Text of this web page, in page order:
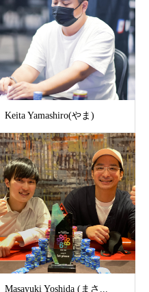
Keita Yamashiro(やま)
Masayuki Yoshida (まさ...